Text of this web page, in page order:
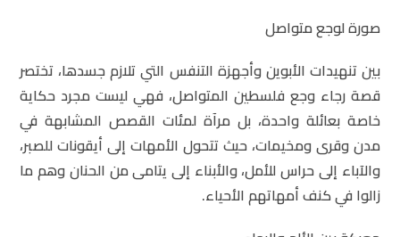
صورة لوجع متواصل
بين تنهيدات الأبوين وأجهزة التنفس التي تلازم جسدها، تختصر
قصة رجاء وجع فلسطين المتواصل، فهي ليست مجرد حكاية
خاصة بعائلة واحدة، بل مرآة لمئات القصص المشابهة في
مدن وقرى ومخيمات، حيث تتحول الأمهات إلى أيقونات للصبر،
والآباء إلى حراس للأمل، والأبناء إلى يتامى من الحنان وهم ما
زالوا في كنف أمهاتهم الأحياء.